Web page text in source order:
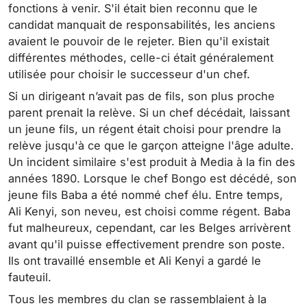
fonctions à venir. S'il était bien reconnu que le
candidat manquait de responsabilités, les anciens
avaient le pouvoir de le rejeter. Bien qu'il existait
différentes méthodes, celle-ci était généralement
utilisée pour choisir le successeur d'un chef.
Si un dirigeant n’avait pas de fils, son plus proche
parent prenait la relève. Si un chef décédait, laissant
un jeune fils, un régent était choisi pour prendre la
relève jusqu'à ce que le garçon atteigne l'âge adulte.
Un incident similaire s'est produit à Media à la fin des
années 1890. Lorsque le chef Bongo est décédé, son
jeune fils Baba a été nommé chef élu. Entre temps,
Ali Kenyi, son neveu, est choisi comme régent. Baba
fut malheureux, cependant, car les Belges arrivèrent
avant qu'il puisse effectivement prendre son poste.
Ils ont travaillé ensemble et Ali Kenyi a gardé le
fauteuil.
Tous les membres du clan se rassemblaient à la